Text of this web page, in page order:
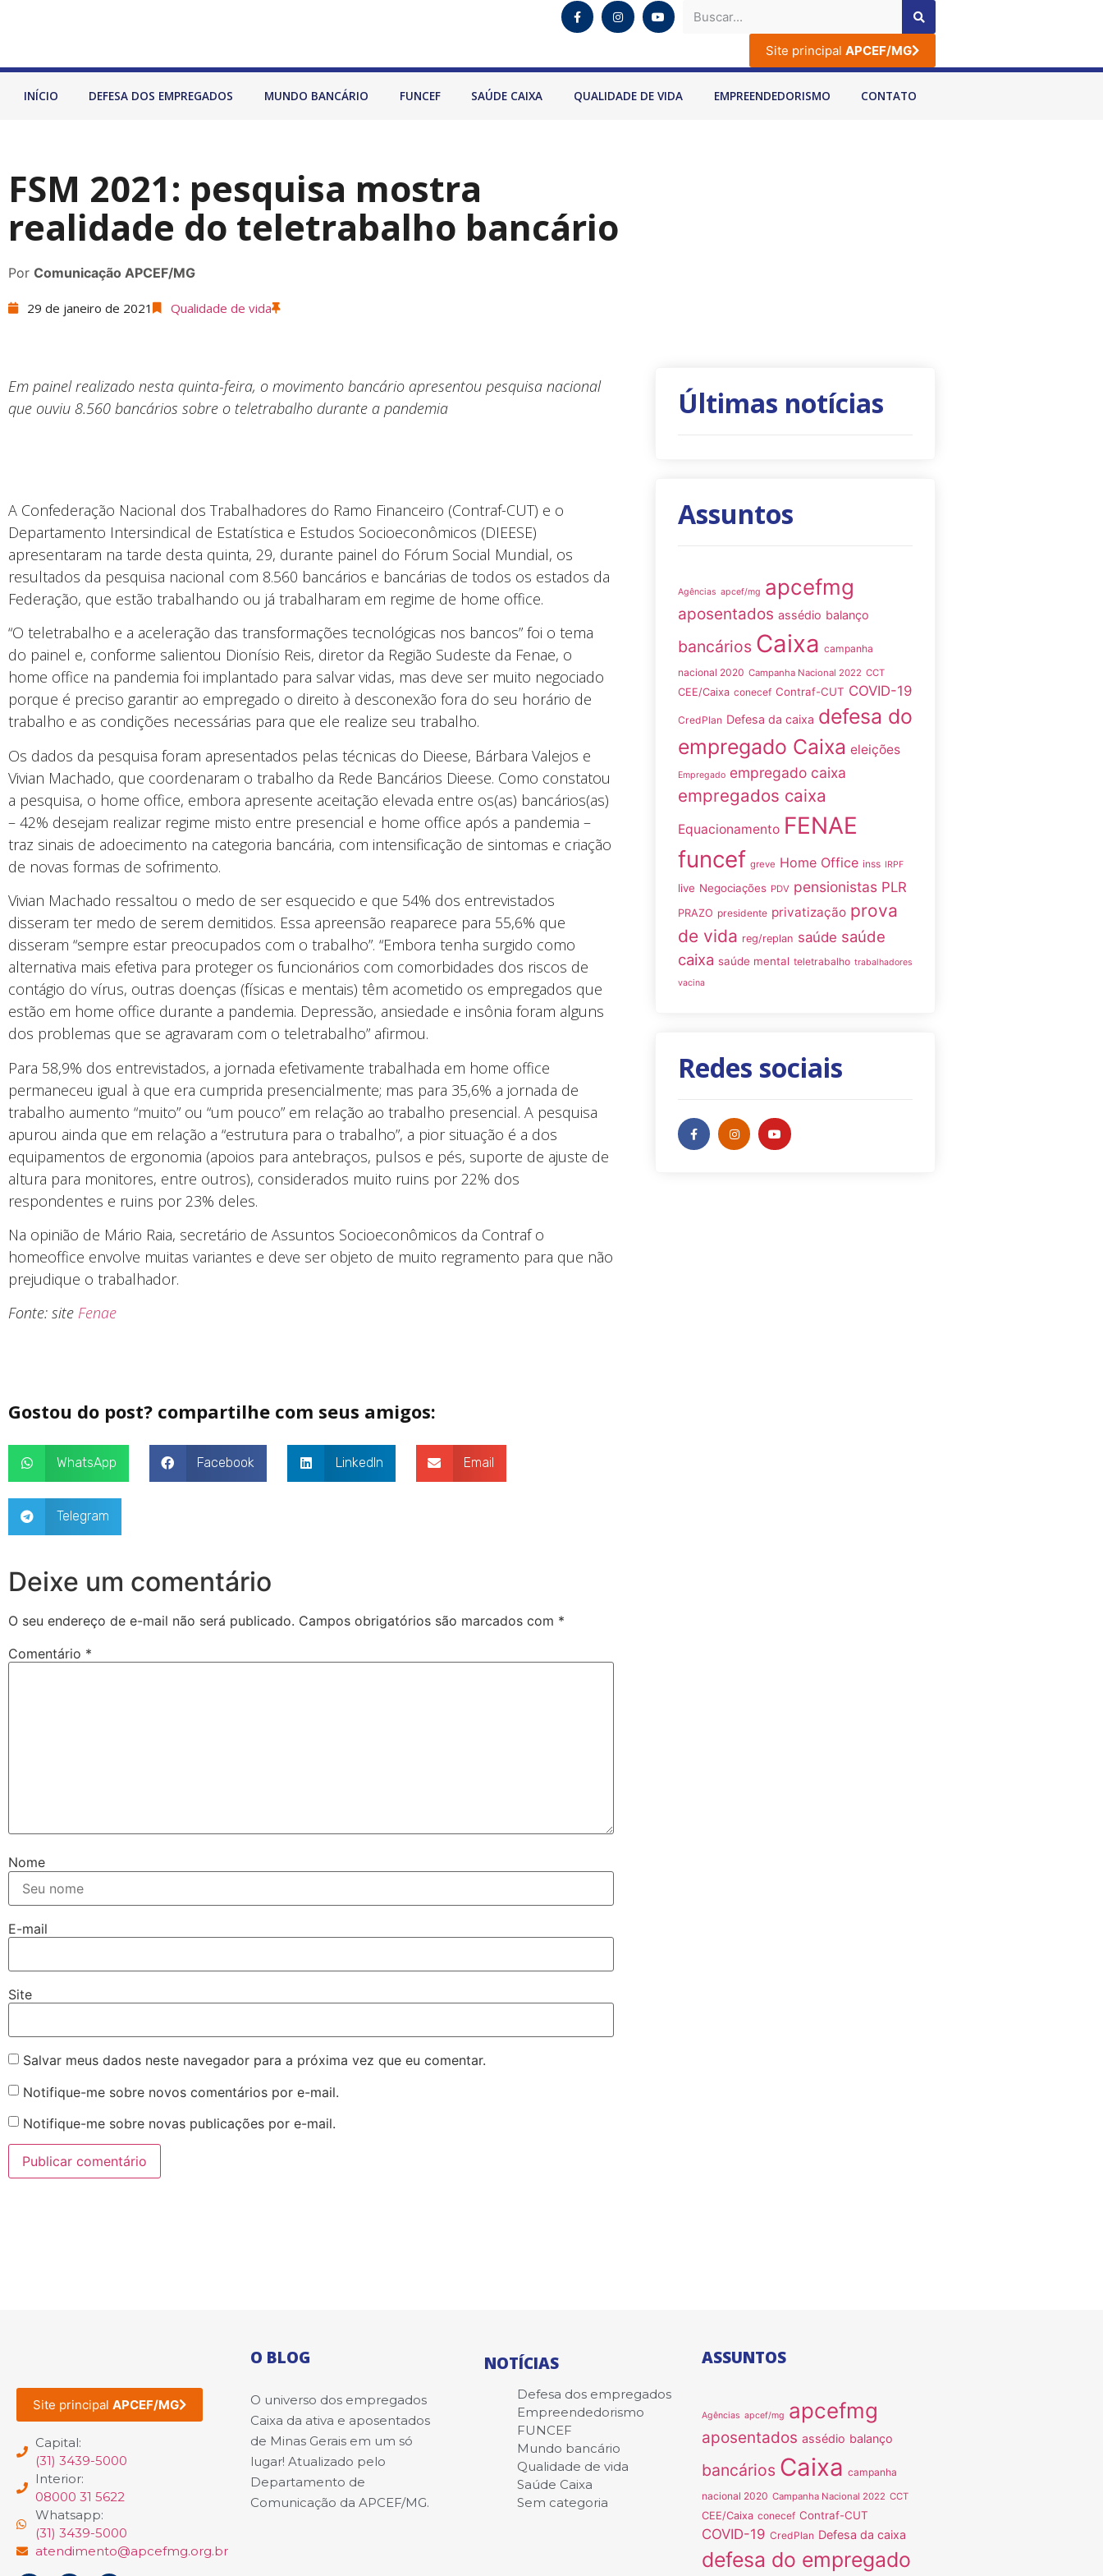
Site principal APCEF/MG
INÍCIO DEFESA DOS EMPREGADOS MUNDO BANCÁRIO FUNCEF SAÚDE CAIXA QUALIDADE DE VIDA EMPREENDEDORISMO CONTATO
FSM 2021: pesquisa mostra
realidade do teletrabalho bancário
Por Comunicação APCEF/MG
29 de janeiro de 2021 Qualidade de vida
Em painel realizado nesta quinta-feira, o movimento bancário apresentou pesquisa nacional
que ouviu 8.560 bancários sobre o teletrabalho durante a pandemia
A Confederação Nacional dos Trabalhadores do Ramo Financeiro (Contraf-CUT) e o
Departamento Intersindical de Estatística e Estudos Socioeconômicos (DIEESE)
apresentaram na tarde desta quinta, 29, durante painel do Fórum Social Mundial, os
resultados da pesquisa nacional com 8.560 bancários e bancárias de todos os estados da
Federação, que estão trabalhando ou já trabalharam em regime de home office.
“O teletrabalho e a aceleração das transformações tecnológicas nos bancos” foi o tema
do painel e, conforme salientou Dionísio Reis, diretor da Região Sudeste da Fenae, o
home office na pandemia foi implantado para salvar vidas, mas deve ser muito negociado
porque é preciso garantir ao empregado o direito à desconexão fora do seu horário de
trabalho e as condições necessárias para que ele realize seu trabalho.
Os dados da pesquisa foram apresentados pelas técnicas do Dieese, Bárbara Valejos e
Vivian Machado, que coordenaram o trabalho da Rede Bancários Dieese. Como constatou
a pesquisa, o home office, embora apresente aceitação elevada entre os(as) bancários(as)
– 42% desejam realizar regime misto entre presencial e home office após a pandemia –
traz sinais de adoecimento na categoria bancária, com intensificação de sintomas e criação
de novas formas de sofrimento.
Vivian Machado ressaltou o medo de ser esquecido e que 54% dos entrevistados
disseram ter medo de serem demitidos. Essa apreensão reaparece para 55,6% que
disseram “sempre estar preocupados com o trabalho”. “Embora tenha surgido como
alternativa mais efetiva para proteger os funcionários com comorbidades dos riscos de
contágio do vírus, outras doenças (físicas e mentais) têm acometido os empregados que
estão em home office durante a pandemia. Depressão, ansiedade e insônia foram alguns
dos problemas que se agravaram com o teletrabalho” afirmou.
Para 58,9% dos entrevistados, a jornada efetivamente trabalhada em home office
permaneceu igual à que era cumprida presencialmente; mas para 35,6% a jornada de
trabalho aumento “muito” ou “um pouco” em relação ao trabalho presencial. A pesquisa
apurou ainda que em relação a “estrutura para o trabalho”, a pior situação é a dos
equipamentos de ergonomia (apoios para antebraços, pulsos e pés, suporte de ajuste de
altura para monitores, entre outros), considerados muito ruins por 22% dos
respondentes e ruins por 23% deles.
Na opinião de Mário Raia, secretário de Assuntos Socioeconômicos da Contraf o
homeoffice envolve muitas variantes e deve ser objeto de muito regramento para que não
prejudique o trabalhador.
Fonte: site Fenae
Gostou do post? compartilhe com seus amigos:
WhatsApp Facebook LinkedIn Email
Telegram
Deixe um comentário
O seu endereço de e-mail não será publicado. Campos obrigatórios são marcados com *
Comentário *
Nome
E-mail
Site
Salvar meus dados neste navegador para a próxima vez que eu comentar.
Notifique-me sobre novos comentários por e-mail.
Notifique-me sobre novas publicações por e-mail.
Últimas notícias
Assuntos
Agências apcef/mg apcefmg
aposentados assédio balanço
bancários Caixa campanha
nacional 2020 Campanha Nacional 2022 CCT
CEE/Caixa conecef Contraf-CUT COVID-19
CredPlan Defesa da caixa defesa do
empregado Caixa eleições
Empregado empregado caixa
empregados caixa
Equacionamento FENAE
funcef greve Home Office inss IRPF
live Negociações PDV pensionistas PLR
PRAZO presidente privatização prova
de vida reg/replan saúde saúde
caixa saúde mental teletrabalho trabalhadores
vacina
Redes sociais
Site principal APCEF/MG
Capital:
(31) 3439-5000
Interior:
08000 31 5622
Whatsapp:
(31) 3439-5000
atendimento@apcefmg.org.br
O BLOG
O universo dos empregados
Caixa da ativa e aposentados
de Minas Gerais em um só
lugar! Atualizado pelo
Departamento de
Comunicação da APCEF/MG.
NOTÍCIAS
Defesa dos empregados
Empreendedorismo
FUNCEF
Mundo bancário
Qualidade de vida
Saúde Caixa
Sem categoria
ASSUNTOS
Agências apcef/mg apcefmg
aposentados assédio balanço
bancários Caixa campanha
nacional 2020 Campanha Nacional 2022 CCT
CEE/Caixa conecef Contraf-CUT
COVID-19 CredPlan Defesa da caixa
defesa do empregado